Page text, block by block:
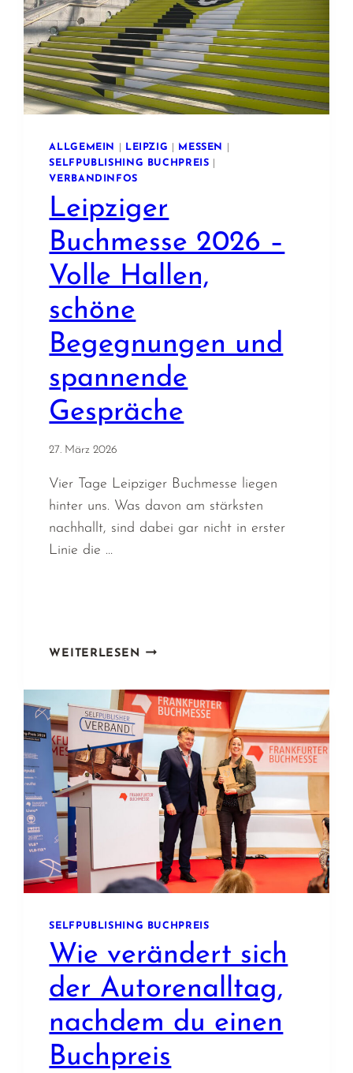
ALLGEMEIN LEIPZIG MESSEN
SELFPUBLISHING BUCHPREIS
VERBANDINFOS
Leipziger
Buchmesse 2026 –
Volle Hallen,
schöne
Begegnungen und
spannende
Gespräche
27. März 2026
Vier Tage Leipziger Buchmesse liegen
hinter uns. Was davon am stärksten
nachhallt, sind dabei gar nicht in erster
Linie die …
WEITERLESEN LEIPZIGER
–
VOLLE
HALLEN,
SCHÖNE
BEGEGNUNGEN
UND
SPANNENDE
GESPRÄCHE
SELFPUBLISHING BUCHPREIS
Wie verändert sich
der Autorenalltag,
nachdem du einen
Buchpreis